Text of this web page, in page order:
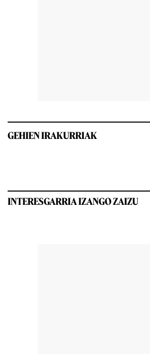
GEHIEN IRAKURRIAK
INTERESGARRIA IZANGO ZAIZU